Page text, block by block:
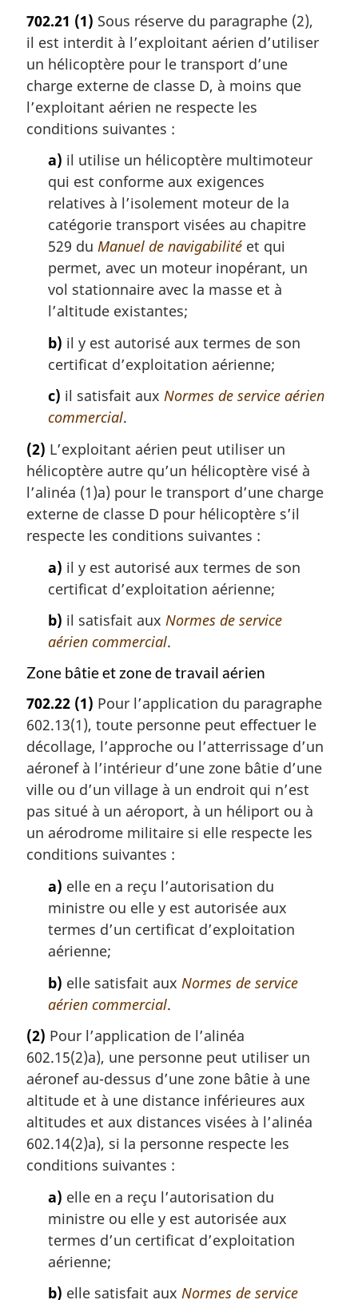
702.21 (1) Sous réserve du paragraphe (2),
il est interdit à l’exploitant aérien d’utiliser
un hélicoptère pour le transport d’une
charge externe de classe D, à moins que
l’exploitant aérien ne respecte les
conditions suivantes :
a) il utilise un hélicoptère multimoteur
qui est conforme aux exigences
relatives à l’isolement moteur de la
catégorie transport visées au chapitre
529 du Manuel de navigabilité et qui
permet, avec un moteur inopérant, un
vol stationnaire avec la masse et à
l’altitude existantes;
b) il y est autorisé aux termes de son
certificat d’exploitation aérienne;
c) il satisfait aux Normes de service aérien
commercial.
(2) L’exploitant aérien peut utiliser un
hélicoptère autre qu’un hélicoptère visé à
l’alinéa (1)a) pour le transport d’une charge
externe de classe D pour hélicoptère s’il
respecte les conditions suivantes :
a) il y est autorisé aux termes de son
certificat d’exploitation aérienne;
b) il satisfait aux Normes de service
aérien commercial.
Zone bâtie et zone de travail aérien
702.22 (1) Pour l’application du paragraphe
602.13(1), toute personne peut effectuer le
décollage, l’approche ou l’atterrissage d’un
aéronef à l’intérieur d’une zone bâtie d’une
ville ou d’un village à un endroit qui n’est
pas situé à un aéroport, à un héliport ou à
un aérodrome militaire si elle respecte les
conditions suivantes :
a) elle en a reçu l’autorisation du
ministre ou elle y est autorisée aux
termes d’un certificat d’exploitation
aérienne;
b) elle satisfait aux Normes de service
aérien commercial.
(2) Pour l’application de l’alinéa
602.15(2)a), une personne peut utiliser un
aéronef au-dessus d’une zone bâtie à une
altitude et à une distance inférieures aux
altitudes et aux distances visées à l’alinéa
602.14(2)a), si la personne respecte les
conditions suivantes :
a) elle en a reçu l’autorisation du
ministre ou elle y est autorisée aux
termes d’un certificat d’exploitation
aérienne;
b) elle satisfait aux Normes de service